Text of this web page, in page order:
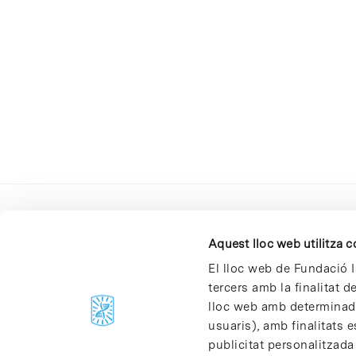
Aquest lloc web utilitza
El lloc web de Fundació
tercers amb la finalitat
lloc web amb
usuaris), amb finalitats
publicitat
C/Baldiri Reixac, 4-12 i 15